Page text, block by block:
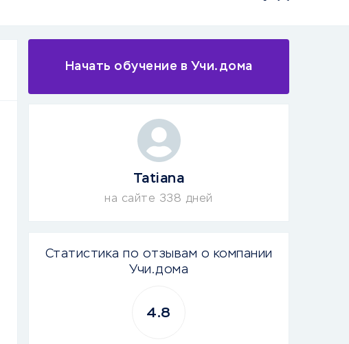
Начать обучение в Учи.дома
Tatiana
на сайте 338 дней
Статистика по отзывам о компании
Учи.дома
4.8